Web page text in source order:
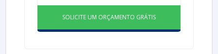
SOLICITE UM ORÇAMENTO GRÁTIS